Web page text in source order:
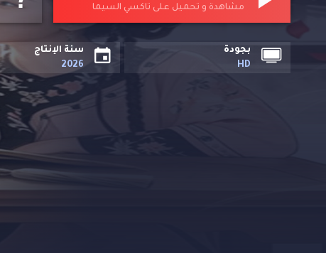
مشاهدة و تحميل على تاكسي السيما
بجودة
HD
سنة الإنتاج
2026